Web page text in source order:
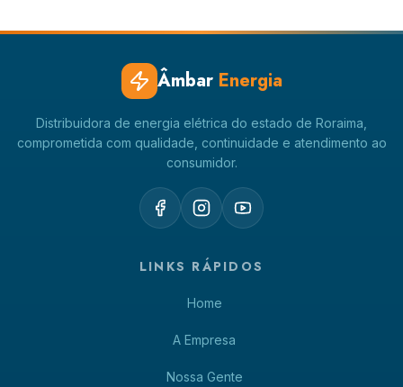
Âmbar Energia
Distribuidora de energia elétrica do estado de Roraima,
comprometida com qualidade, continuidade e atendimento ao
consumidor.
LINKS RÁPIDOS
Home
A Empresa
Nossa Gente